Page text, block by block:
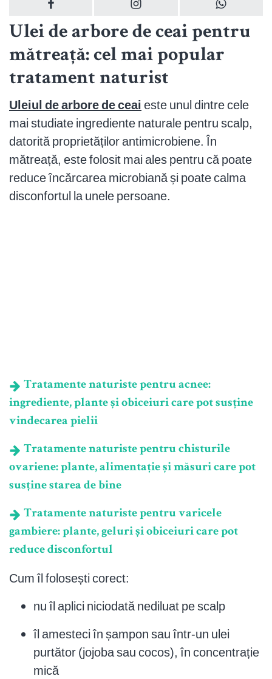
Ulei de arbore de ceai pentru
mătreață: cel mai popular
tratament naturist
Uleiul de arbore de ceai este unul dintre cele
mai studiate ingrediente naturale pentru scalp,
datorită proprietăților antimicrobiene. În
mătreață, este folosit mai ales pentru că poate
reduce încărcarea microbiană și poate calma
disconfortul la unele persoane.
Tratamente naturiste pentru acnee:
ingrediente, plante și obiceiuri care pot susține
vindecarea pielii
Tratamente naturiste pentru chisturile
ovariene: plante, alimentație și măsuri care pot
susține starea de bine
Tratamente naturiste pentru varicele
gambiere: plante, geluri și obiceiuri care pot
reduce disconfortul
Cum îl folosești corect:
nu îl aplici niciodată nediluat pe scalp
îl amesteci în șampon sau într-un ulei
purtător (jojoba sau cocos), în concentrație
mică